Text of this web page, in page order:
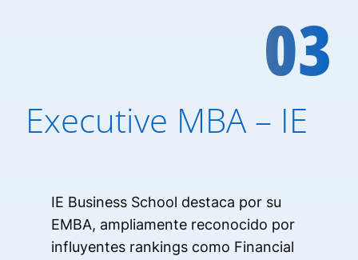
03
Executive MBA – IE
IE Business School destaca por su
EMBA, ampliamente reconocido por
influyentes rankings como Financial